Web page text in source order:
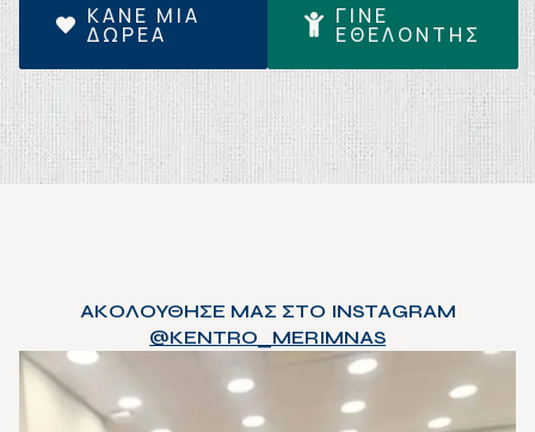
ΚΑΝΕ ΜΙΑ
ΔΩΡΕΑ
ΓΙΝΕ
ΕΘΕΛΟΝΤΗΣ
ΑΚΟΛΟΥΘΗΣΕ ΜΑΣ ΣΤΟ INSTAGRAM
@KENTRO_MERIMNAS